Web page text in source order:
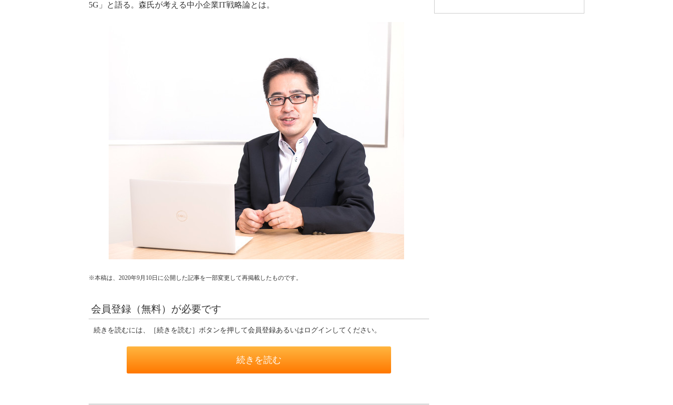
5G」と語る。森氏が考える中小企業IT戦略論とは。
※本稿は、2020年9月10日に公開した記事を一部変更して再掲載したものです。
会員登録（無料）が必要です
続きを読むには、［続きを読む］ボタンを押して会員登録あるいはログインしてください。
続きを読む